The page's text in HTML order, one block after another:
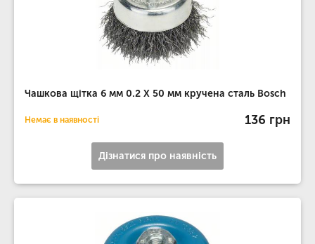
Чашкова щітка 6 мм 0.2 Х 50 мм кручена сталь Bosch
Немає в наявності 136 грн
Дізнатися про наявність